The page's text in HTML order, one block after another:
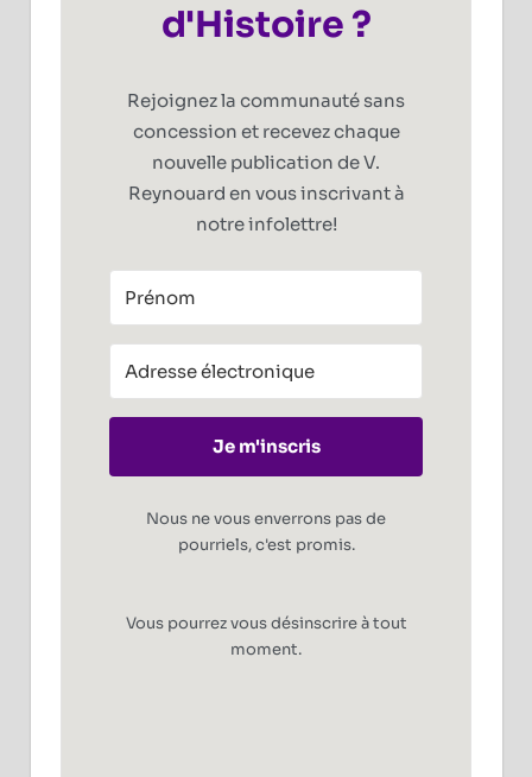
d'Histoire ?
Rejoignez la communauté sans
concession et recevez chaque
nouvelle publication de V.
Reynouard en vous inscrivant à
notre infolettre!
Je m'inscris
Nous ne vous enverrons pas de
pourriels, c'est promis.
Vous pourrez vous désinscrire à tout
moment.